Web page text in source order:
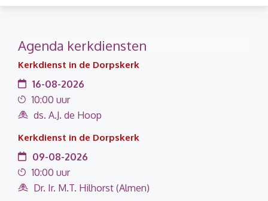
Agenda kerkdiensten
Kerkdienst in de Dorpskerk
16-08-2026
10:00 uur
ds. A.J. de Hoop
Kerkdienst in de Dorpskerk
09-08-2026
10:00 uur
Dr. Ir. M.T. Hilhorst (Almen)